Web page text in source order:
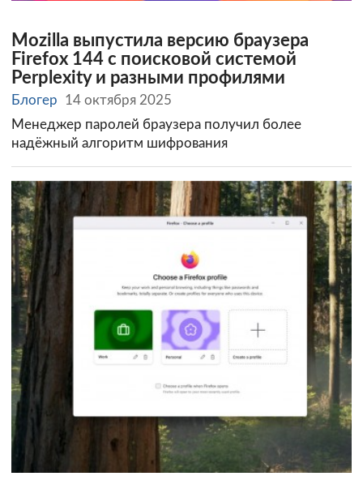
Mozilla выпустила версию браузера
Firefox 144 с поисковой системой
Perplexity и разными профилями
Блогер
14 октября 2025
Менеджер паролей браузера получил более
надёжный алгоритм шифрования